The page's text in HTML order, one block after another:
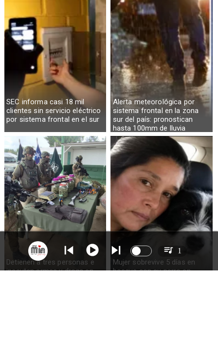
SEC informa casi 18 mil
clientes sin servicio eléctrico
por sistema frontal en el sur
Alerta meteorológica por
sistema frontal en la zona
sur del país: pronostican
hasta 100mm de lluvia
Detienen a tres personas e
incautan armas y droga en
Mujer sobrevive 5 días en
bosque con su perro en
1